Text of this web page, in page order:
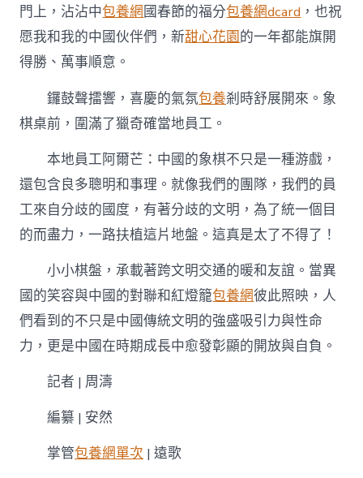
門上，沾沾中包養網國春節的福分包養網dcard ，也祝
愿我和我的中國伙伴們，新甜心花園的一年都能旗開
得勝、萬事順意。
鑼鼓聲擂響，喜慶的氣氛包養剎時舒展開來。象
棋桌前，圍滿了獵奇確當地員工。
本地員工阿爾芒：中國的象棋不只是一種游戲，
還包含良多聰明和事理。就像我們的團隊，我們的員
工來自分歧的國度，有著分歧的文明，為了統一個目
的而盡力，一路扶植這片地盤。這真是太了不得了！
小小棋盤，承載著跨文明交通的暖和友誼。當異
國的笑容與中國的對聯和紅燈籠包養網彼此照映，人
們看到的不只是中國傳統文明的強盛吸引力與性命
力，更是中國在時期成長中愈發彰顯的開放與自負。
記者 | 周濤
編纂 | 安然
掌管包養網單次 | 遠歌